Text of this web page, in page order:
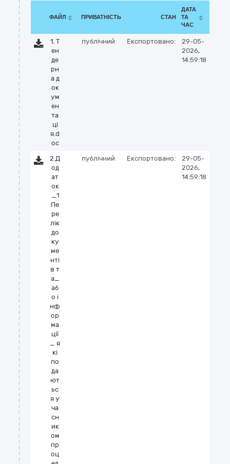
ФАЙЛ ПРИВАТНІСТЬ СТАН
ДАТА
ТА
ЧАС
1. Т
ен
де
рн
а д
ок
ум
ен
та
цi
я.d
oc
публічний Експортовано:
29-05-
2026,
14:59:18
2.Д
од
ат
ок
_1
Пе
ре
лік
до
ку
ме
нті
в т
а_
аб
о і
нф
ор
ма
ції
_ я
кі
по
да
ют
ьс
я у
ча
сн
ик
ом
пр
оц
публічний Експортовано:
29-05-
2026,
14:59:18